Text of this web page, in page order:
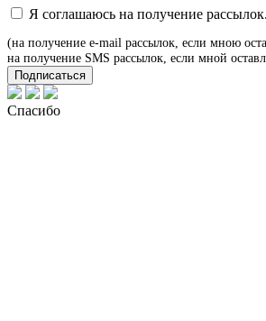
Я соглашаюсь на получение рассылок.
(на получение e-mail рассылок, если мною
на получение SMS рассылок, если мной
Подписаться
Спасибо